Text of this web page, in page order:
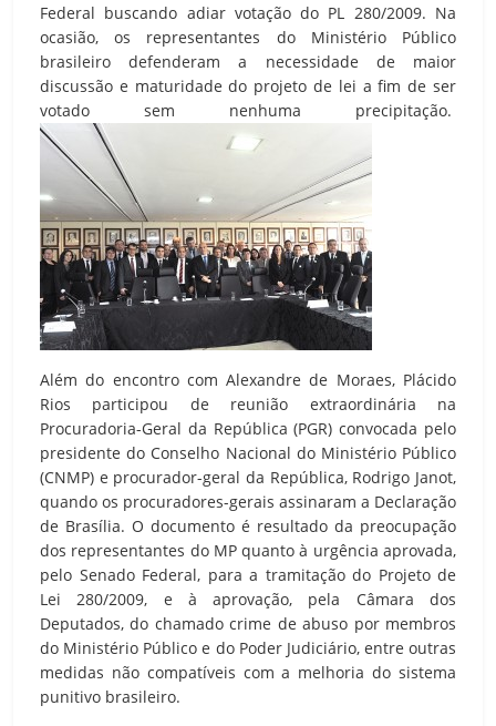
Federal buscando adiar votação do PL 280/2009. Na
ocasião, os representantes do Ministério Público
brasileiro defenderam a necessidade de maior
discussão e maturidade do projeto de lei a fim de ser
votado sem nenhuma precipitação.
Além do encontro com Alexandre de Moraes, Plácido
Rios participou de reunião extraordinária na
Procuradoria-Geral da República (PGR) convocada pelo
presidente do Conselho Nacional do Ministério Público
(CNMP) e procurador-geral da República, Rodrigo Janot,
quando os procuradores-gerais assinaram a Declaração
de Brasília. O documento é resultado da preocupação
dos representantes do MP quanto à urgência aprovada,
pelo Senado Federal, para a tramitação do Projeto de
Lei 280/2009, e à aprovação, pela Câmara dos
Deputados, do chamado crime de abuso por membros
do Ministério Público e do Poder Judiciário, entre outras
medidas não compatíveis com a melhoria do sistema
punitivo brasileiro.